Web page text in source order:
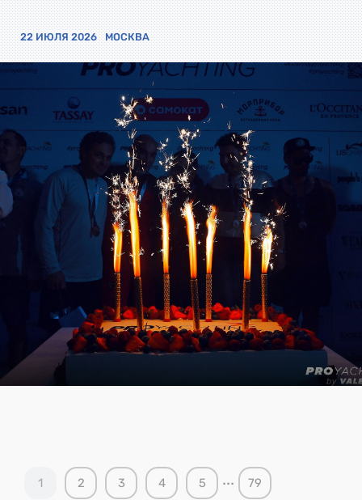
22 ИЮЛЯ 2026 МОСКВА
1 2 3 4 5 ... 79